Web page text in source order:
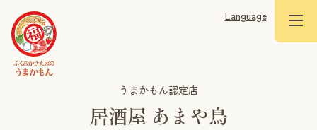
Language
うまかもん認定店
居酒屋 あまや鳥